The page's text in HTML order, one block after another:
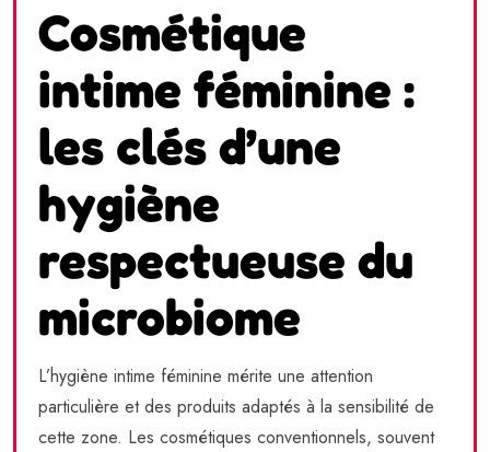
Cosmétique
intime féminine :
les clés d’une
hygiène
respectueuse du
microbiome
L’hygiène intime féminine mérite une attention
particulière et des produits adaptés à la sensibilité de
cette zone. Les cosmétiques conventionnels, souvent